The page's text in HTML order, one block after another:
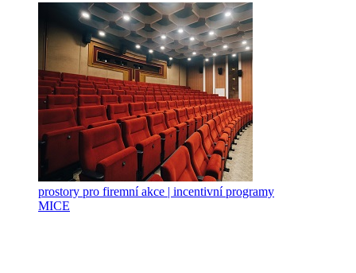
prostory pro firemní akce | incentivní programy
MICE